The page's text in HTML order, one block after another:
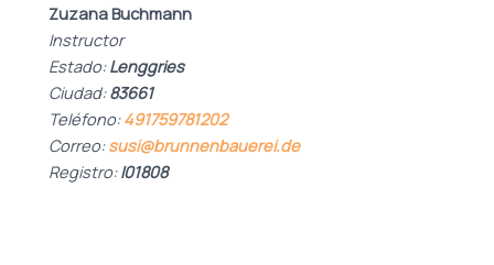
Zuzana Buchmann
Instructor
Estado:Lenggries
Ciudad:83661
Teléfono:491759781202
Correo:susi@brunnenbauerei.de
Registro:I01808